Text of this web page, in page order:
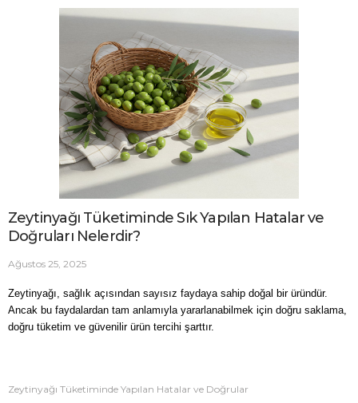
Zeytinyağı Tüketiminde Sık Yapılan Hatalar ve
Doğruları Nelerdir?
Ağustos 25, 2025
Zeytinyağı, sağlık açısından sayısız faydaya sahip doğal bir üründür.
Ancak bu faydalardan tam anlamıyla yararlanabilmek için doğru saklama,
doğru tüketim ve güvenilir ürün tercihi şarttır.
Zeytinyağı Tüketiminde Yapılan Hatalar ve Doğrular